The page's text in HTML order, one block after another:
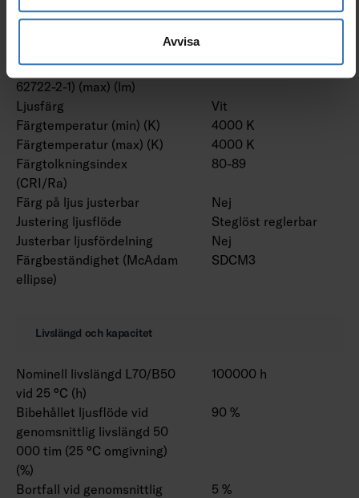
Avvisa
Armaturljusflöde (lm)
17500 lm
Nominellt ljusflöde (IEC
62722-2-1) (max) (lm)
17500 lm
Ljusfärg
Vit
Färgtemperatur (min) (K)
4000 K
Färgtemperatur (max) (K)
4000 K
Färgtolkningsindex
(CRI/Ra)
80-89
Färg på ljus justerbar
Nej
Justering ljusflöde
Steglöst reglerbar
Justerbar ljusfördelning
Nej
Färgbeständighet (McAdam
ellipse)
SDCM3
Livslängd och kapacitet
Nominell livslängd L70/B50
vid 25 °C (h)
100000 h
Bibehållet ljusflöde vid
genomsnittlig livslängd 50
000 tim (25 °C omgivning)
(%)
90 %
Bortfall vid genomsnittlig
5 %